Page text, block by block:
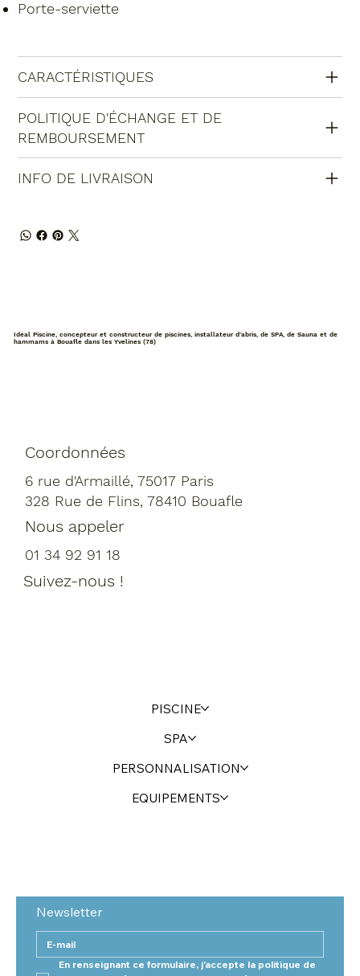
Porte-serviette
CARACTÉRISTIQUES
POLITIQUE D'ÉCHANGE ET DE
REMBOURSEMENT
INFO DE LIVRAISON
Idéal Piscine, concepteur et constructeur de piscines, installateur d'abris, de SPA, de Sauna et de
hammams à Bouafle dans les Yvelines (78)
Coordonnées
6 rue d'Armaillé, 75017 Paris
328 Rue de Flins, 78410 Bouafle
Nous appeler
01 34 92 91 18
Suivez-nous !
PISCINE
SPA
PERSONNALISATION
EQUIPEMENTS
Newsletter
En renseignant ce formulaire, j'accepte la politique de